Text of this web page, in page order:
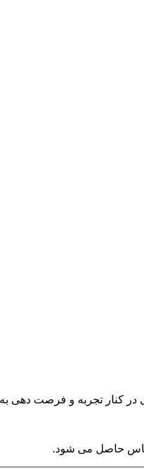
کنار تجربه و فرصت دهی
تماس حاصل می شود.